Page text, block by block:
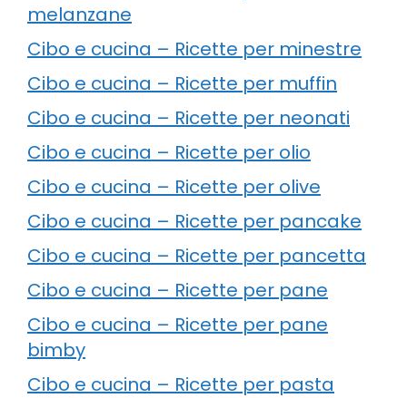
melanzane
Cibo e cucina – Ricette per minestre
Cibo e cucina – Ricette per muffin
Cibo e cucina – Ricette per neonati
Cibo e cucina – Ricette per olio
Cibo e cucina – Ricette per olive
Cibo e cucina – Ricette per pancake
Cibo e cucina – Ricette per pancetta
Cibo e cucina – Ricette per pane
Cibo e cucina – Ricette per pane
bimby
Cibo e cucina – Ricette per pasta